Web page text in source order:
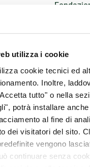
utilizza i cookie
cookie tecnici ed
Inoltre,
tutto" o nella
potrà installare
al fine di
dei visitatori del sito.
vengono
continuare senza
psicologo
familiari
pisano
Il Teatro